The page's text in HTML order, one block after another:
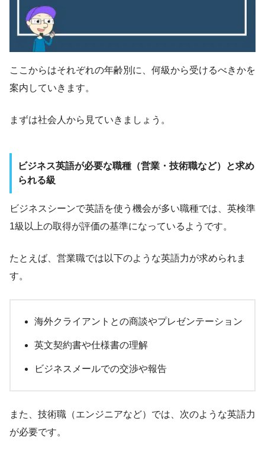
ここからはそれぞれの年齢別に、何級から受けるべきかを
案内していきます。
まずは社会人から見ていきましょう。
ビジネス英語が必要な職種（営業・技術職など）と求め
られる級
ビジネスシーンで英語を使う機会が多い職種では、英検準
1級以上の取得が評価の基準になっているようです。
たとえば、営業職では以下のような英語力が求められま
す。
海外クライアントとの商談やプレゼンテーション
英文契約書や仕様書の理解
ビジネスメールでの交渉や報告
また、技術職（エンジニアなど）では、次のような英語力
が必要です。